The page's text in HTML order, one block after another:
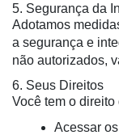
5. Segurança da
Adotamos
a segurança e
não autorizados,
6. Seus Direitos
Você tem o direito
Acessar